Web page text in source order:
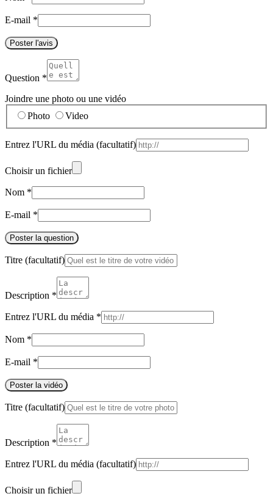
E-mail *
Poster l'avis
Question *
Joindre une photo ou une vidéo
Photo
Video
Entrez l'URL du média (facultatif)
Choisir un fichier
Nom *
E-mail *
Poster la question
Titre (facultatif)
Description *
Entrez l'URL du média *
Nom *
E-mail *
Poster la vidéo
Titre (facultatif)
Description *
Entrez l'URL du média (facultatif)
Choisir un fichier